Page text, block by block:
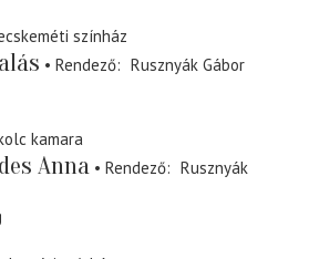
színház
Rendező
Rusznyák Gábor
kamara
Anna Rendező
Rusznyák